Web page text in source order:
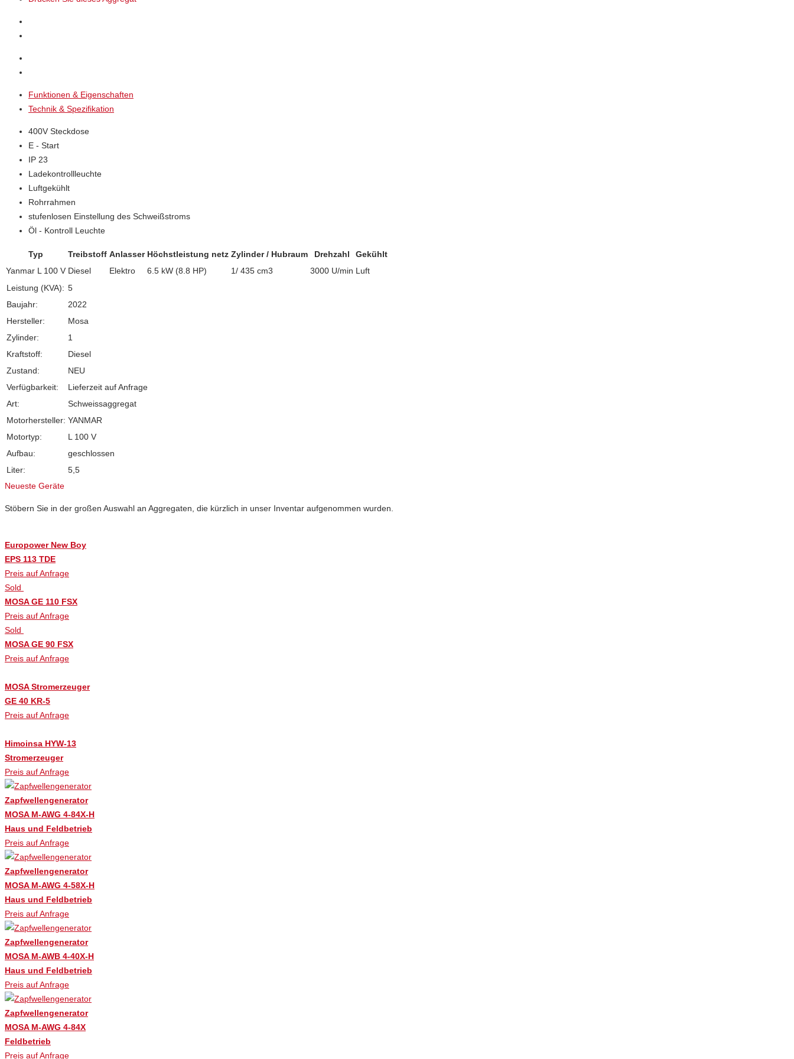
Funktionen & Eigenschaften
Technik & Spezifikation
400V Steckdose
E - Start
IP 23
Ladekontrollleuchte
Luftgekühlt
Rohrrahmen
stufenlosen Einstellung des Schweißstroms
Öl - Kontroll Leuchte
Typ Treibstoff Anlasser Höchstleistung netz Zylinder / Hubraum Drehzahl
Gekühlt
Yanmar L 100 V Diesel Elektro 6.5 kW (8.8 HP) 1/ 435 cm3 3000 U/min Luft
Leistung (KVA): 5
Baujahr:
2022
Hersteller:
Mosa
Zylinder:
1
Kraftstoff:
Diesel
Zustand:
NEU
Verfügbarkeit:
Lieferzeit auf Anfrage
Art:
Schweissaggregat
Motorhersteller: YANMAR
Motortyp:
L 100 V
Aufbau:
geschlossen
Liter:
5,5
Neueste Geräte
Stöbern Sie in der großen Auswahl an Aggregaten, die kürzlich in unser Inventar aufgenommen wurden.
Europower New Boy
EPS 113 TDE
Preis auf Anfrage
Sold
MOSA GE 110 FSX
Preis auf Anfrage
Sold
MOSA GE 90 FSX
Preis auf Anfrage
MOSA Stromerzeuger
GE 40 KR-5
Preis auf Anfrage
Himoinsa HYW-13
Stromerzeuger
Preis auf Anfrage
Zapfwellengenerator
MOSA M-AWG 4-84X-H
Haus und Feldbetrieb
Preis auf Anfrage
Zapfwellengenerator
MOSA M-AWG 4-58X-H
Haus und Feldbetrieb
Preis auf Anfrage
Zapfwellengenerator
MOSA M-AWB 4-40X-H
Haus und Feldbetrieb
Preis auf Anfrage
Zapfwellengenerator
MOSA M-AWG 4-84X
Feldbetrieb
Preis auf Anfrage